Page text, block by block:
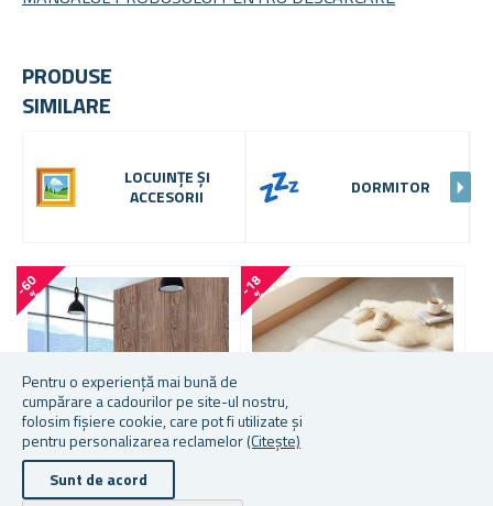
Pentru o experiență mai bună de
cumpărare a cadourilor pe site-ul nostru,
folosim fișiere cookie, care pot fi utilizate și
pentru personalizarea reclamelor(Citește)
Sunt de acord
PRODUSE
SIMILARE
LOCUINȚE ȘI
ACCESORII
DORMITOR
-
6
0
% -
1
8
%